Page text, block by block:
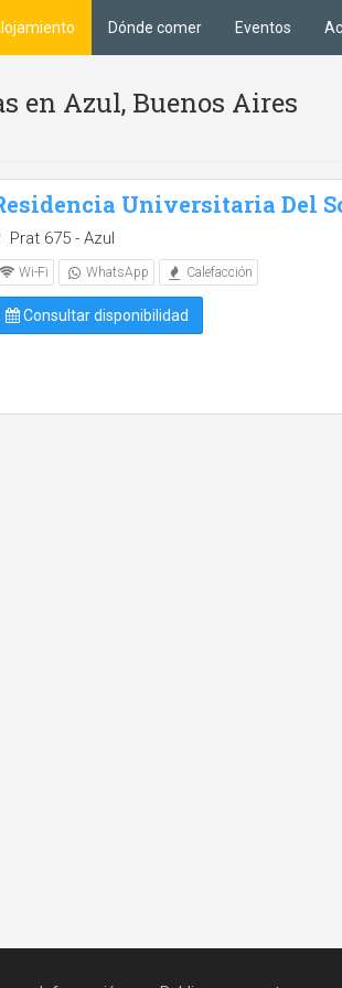
Dónde comer Eventos
en Azul, Buenos Aires
Universitaria Del
Prat 675 - Azul
Wi-Fi WhatsApp Calefacción
Consultar disponibilidad